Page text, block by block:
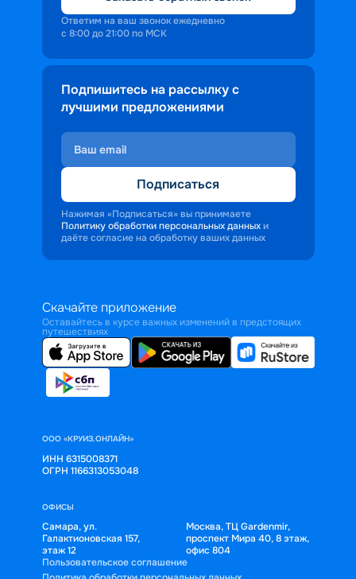
Ответим на ваш звонок ежедневно
с 8:00 до 21:00 по МСК
Подпишитесь на рассылку с
лучшими предложениями
Подписаться
Нажимая «Подписаться» вы принимаете
Политику обработки персональных данных и
даёте согласие на обработку ваших данных
Скачайте приложение
Оставайтесь в курсе важных изменений в предстоящих
путешествиях
ООО «КРУИЗ.ОНЛАЙН»
ИНН 6315008371
ОГРН 1166313053048
ОФИСЫ
Самара, ул.
Галактионовская 157,
этаж 12
Москва, ТЦ Gardenmir,
проспект Мира 40, 8 этаж,
офис 804
Пользовательское соглашение